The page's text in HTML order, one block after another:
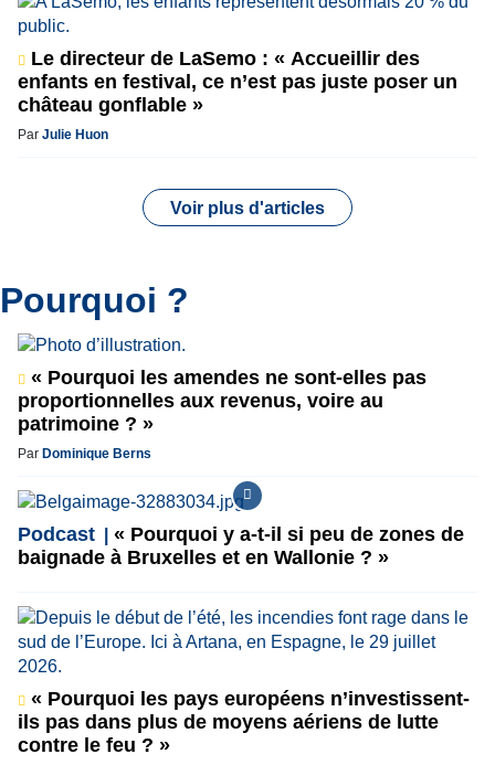
Le directeur de LaSemo : « Accueillir des
enfants en festival, ce n’est pas juste poser un
château gonflable »
Par Julie Huon
Voir plus d'articles
Pourquoi ?
« Pourquoi les amendes ne sont-elles pas
proportionnelles aux revenus, voire au
patrimoine ? »
Par Dominique Berns
Podcast
« Pourquoi y a-t-il si peu de zones de
baignade à Bruxelles et en Wallonie ? »
« Pourquoi les pays européens n’investissent-
ils pas dans plus de moyens aériens de lutte
contre le feu ? »